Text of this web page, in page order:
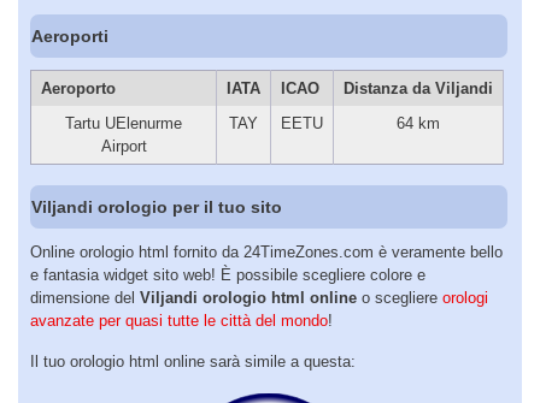
Aeroporti
Aeroporto IATA ICAO
Distanza da Viljandi
Tartu UElenurme
Airport
TAY EETU 64 km
Viljandi orologio per il tuo sito
Online orologio html fornito da 24TimeZones.com è veramente bello
e fantasia widget sito web! È possibile scegliere colore e
dimensione del Viljandi orologio html online o scegliere orologi
avanzate per quasi tutte le città del mondo!
Il tuo orologio html online sarà simile a questa: